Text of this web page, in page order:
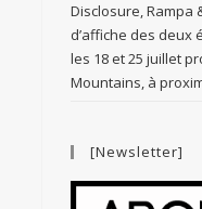
Disclosure, Rampa
d’affiche des deux
les 18 et 25 juillet
Mountains, à
[Newsletter]